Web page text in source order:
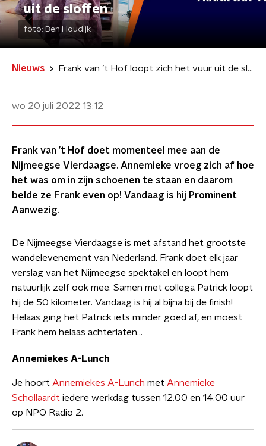
uit de sloffen
foto: Ben Houdijk
Nieuws Frank van ’t Hof loopt zich het vuur uit de sloffen
wo 20 juli 2022 13:12
Frank van ’t Hof doet momenteel mee aan de
Nijmeegse Vierdaagse. Annemieke vroeg zich af hoe
het was om in zijn schoenen te staan en daarom
belde ze Frank even op! Vandaag is hij Prominent
Aanwezig.
De Nijmeegse Vierdaagse is met afstand het grootste
wandelevenement van Nederland. Frank doet elk jaar
verslag van het Nijmeegse spektakel en loopt hem
natuurlijk zelf ook mee. Samen met collega Patrick loopt
hij de 50 kilometer. Vandaag is hij al bijna bij de finish!
Helaas ging het Patrick iets minder goed af, en moest
Frank hem helaas achterlaten…
Annemiekes A-Lunch
Je hoort Annemiekes A-Lunch met Annemieke
Schollaardt iedere werkdag tussen 12.00 en 14.00 uur
op NPO Radio 2.